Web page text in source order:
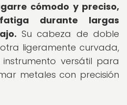
cómodo y preciso,
durante largas
Su cabeza de doble
ligeramente curvada,
versátil para
metales con precisión